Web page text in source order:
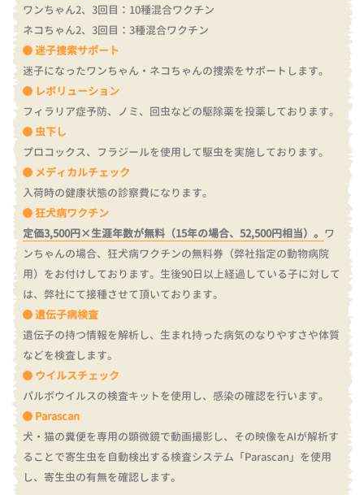
ワンちゃん2、3回目：10種混合ワクチン
ネコちゃん2、3回目：3種混合ワクチン
迷子捜索サポート
迷子になったワンちゃん・ネコちゃんの捜索をサポートします。
レボリューション
フィラリア症予防、ノミ、回虫などの駆除薬を投薬しております。
虫下し
プロコックス、フラジールを使用して駆虫を実施しております。
メディカルチェック
入荷時の健康状態の診察費になります。
狂犬病ワクチン
定価3,500円×生涯年数が無料（15年の場合、52,500円相当）。 ワ
ンちゃんの場合、狂犬病ワクチンの無料券（弊社指定の動物病院
用）をお付けしております。 生後90日以上経過している子に対して
は、弊社にて接種させて頂いております。
遺伝子病検査
遺伝子の持つ情報を解析し、生まれ持った病気のなりやすさや体質
などを検査します。
ウイルスチェック
パルボウイルスの検査キットを使用し、感染の確認を行います。
Parascan
犬・猫の糞便を専用の顕微鏡で動画撮影し、その映像をAIが解析す
ることで寄生虫を自動検出する検査システム「Parascan」を使用
し、寄生虫の有無を確認します。